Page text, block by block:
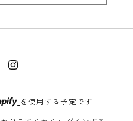
Instagram
を使用する予定です